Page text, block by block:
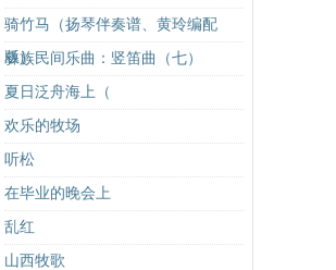
骑竹马（扬琴伴奏谱、黄玲编配
版）
彝族民间乐曲：竖笛曲（七）
夏日泛舟海上（
欢乐的牧场
听松
在毕业的晚会上
乱红
山西牧歌